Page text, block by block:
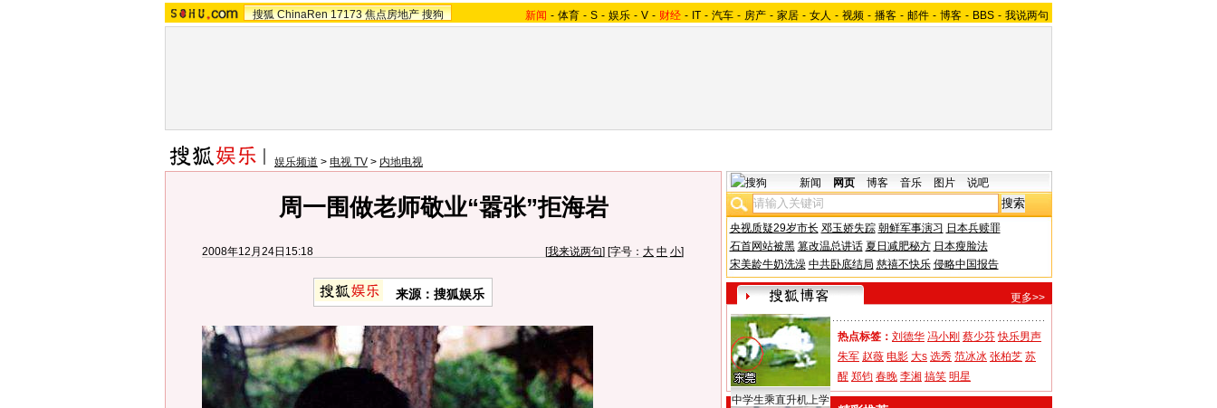
搜狐 ChinaRen 17173 焦点房地产 搜狗 新闻 - 体育 - S - 娱乐 - V - 财经 - IT - 汽车 - 房产 - 家居 - 女人 - 视频 - 播客 - 邮件 - 博客 - BBS - 我说两句
娱乐频道 > 电视 TV > 内地电视
周一围做老师敬业“嚣张”拒海岩
2008年12月24日15:18 [我来说两句] [字号： 大 中 小]
来源：搜狐娱乐
新闻 网页 博客 音乐 图片 说吧
央视质疑29岁市长 邓玉娇失踪 朝鲜军事演习 日本兵赎罪
石首网站被黑 篡改温总讲话 夏日减肥秘方 日本瘦脸法
宋美龄牛奶洗澡 中共卧底结局 慈禧不快乐 侵略中国报告
更多>>
中学生乘直升机上学
热点标签： 刘德华 冯小刚 蔡少芬 快乐男声
朱军 赵薇 电影 大s 选秀 范冰冰 张柏芝 苏
醒 郑钧 春晚 李湘 搞笑 明星